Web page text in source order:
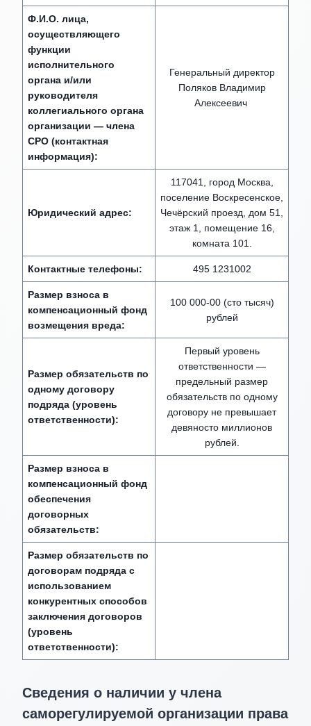
Ф.И.О. лица,
осуществляющего
функции
исполнительного
органа и/или
руководителя
коллегиального органа
организации — члена
СРО (контактная
информация):
Генеральный директор
Поляков Владимир
Алексеевич
Юридический адрес:
117041, город Москва,
поселение Воскресенское,
Чечёрский проезд, дом 51,
этаж 1, помещение 16,
комната 101.
Контактные телефоны: 495 1231002
Размер взноса в
компенсационный фонд
возмещения вреда:
100 000-00 (сто тысяч)
рублей
Размер обязательств по
одному договору
подряда (уровень
ответственности):
Первый уровень
ответственности —
предельный размер
обязательств по одному
договору не превышает
девяносто миллионов
рублей.
Размер взноса в
компенсационный фонд
обеспечения
договорных
обязательств:
Размер обязательств по
договорам подряда с
использованием
конкурентных способов
заключения договоров
(уровень
ответственности):
Сведения о наличии у члена
саморегулируемой организации права